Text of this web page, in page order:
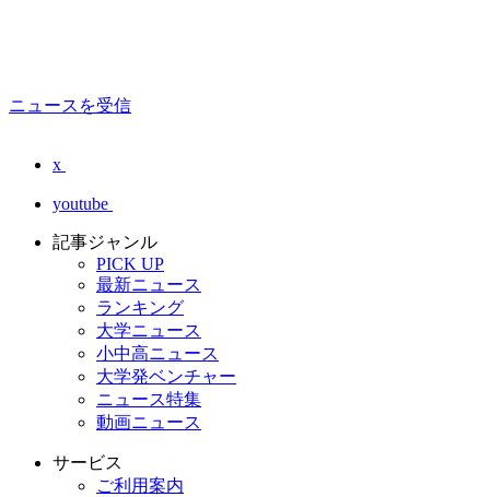
ニュースを受信
x
youtube
記事ジャンル
PICK UP
最新ニュース
ランキング
大学ニュース
小中高ニュース
大学発ベンチャー
ニュース特集
動画ニュース
サービス
ご利用案内